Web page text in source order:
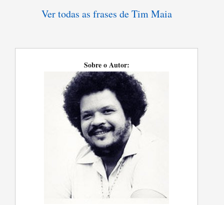
Ver todas as frases de Tim Maia
Sobre o Autor: